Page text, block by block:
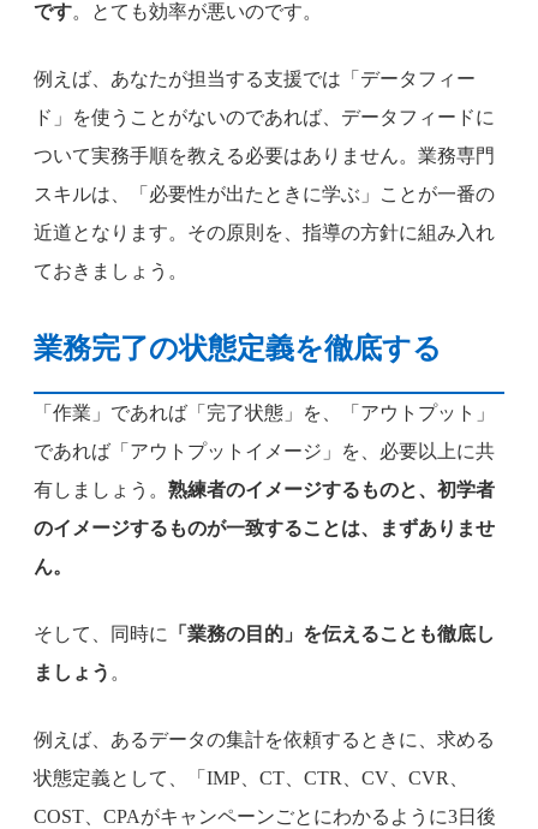
です。とても効率が悪いのです。
例えば、あなたが担当する支援では「データフィー
ド」を使うことがないのであれば、データフィードに
ついて実務手順を教える必要はありません。業務専門
スキルは、「必要性が出たときに学ぶ」ことが一番の
近道となります。その原則を、指導の方針に組み入れ
ておきましょう。
業務完了の状態定義を徹底する
「作業」であれば「完了状態」を、「アウトプット」
であれば「アウトプットイメージ」を、必要以上に共
有しましょう。 熟練者のイメージするものと、初学者
のイメージするものが一致することは、まずありませ
ん。
そして、同時に
「業務の目的」を伝えることも徹底し
ましょう 。
例えば、あるデータの集計を依頼するときに、求める
状態定義として、「IMP、CT、CTR、CV、CVR、
COST、CPAがキャンペーンごとにわかるように3日後